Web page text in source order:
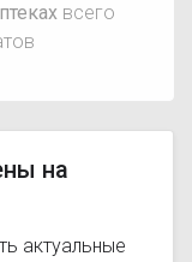
всего
на
актуальные